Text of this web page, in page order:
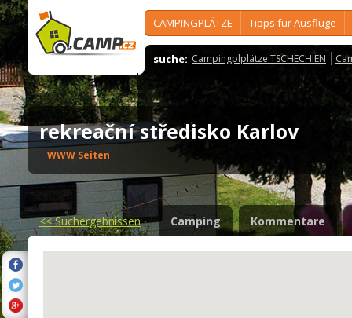
CAMPINGPLÄTZE Tipps für Ausflüge
suche: Campingplplätze TSCHECHIEN
rekreační středisko Karlov
WWW Seiten
<<Suchergebnissen Camping Kommentare